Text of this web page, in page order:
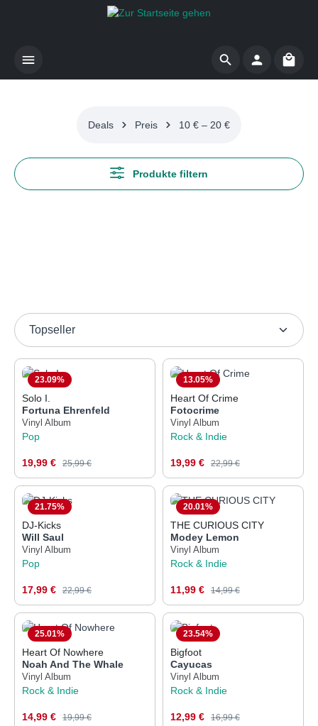
Zum Hauptinhalt springen
Deals Preis 10 € – 20 €
Produkte filtern
23.09%
Solo I.
Fortuna Ehrenfeld
Vinyl Album
Pop
Verkaufspreis:
19,99 € Regulärer Preis:
25,99 €
13.05%
Heart Of Crime
Fotocrime
Vinyl Album
Rock & Indie
Verkaufspreis:
19,99 € Regulärer Preis:
22,99 €
21.75%
DJ-Kicks
Will Saul
Vinyl Album
Pop
Verkaufspreis:
17,99 € Regulärer Preis:
22,99 €
20.01%
THE CURIOUS CITY
Modey Lemon
Vinyl Album
Rock & Indie
Verkaufspreis:
11,99 € Regulärer Preis:
14,99 €
25.01%
Heart Of Nowhere
Noah And The Whale
Vinyl Album
Rock & Indie
Verkaufspreis:
14,99 € Regulärer Preis:
19,99 €
23.54%
Bigfoot
Cayucas
Vinyl Album
Rock & Indie
Verkaufspreis:
12,99 € Regulärer Preis:
16,99 €